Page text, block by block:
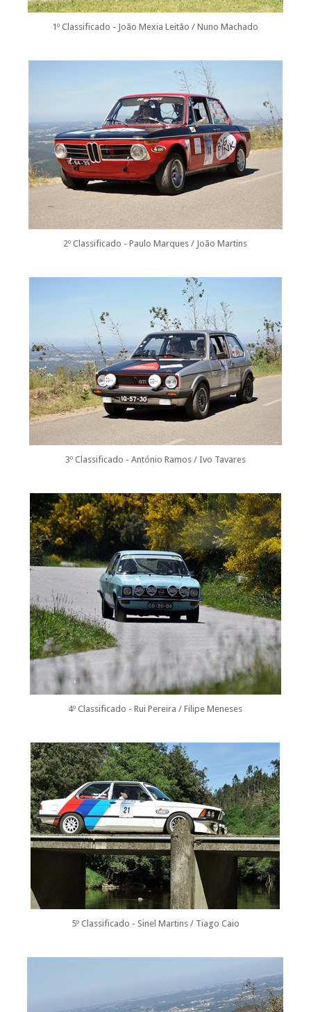
1º Classificado - João Mexia Leitão / Nuno Machado
2º Classificado - Paulo Marques / João Martins
3º Classificado - António Ramos / Ivo Tavares
4º Classificado - Rui Pereira / Filipe Meneses
5º Classificado - Sinel Martins / Tiago Caio